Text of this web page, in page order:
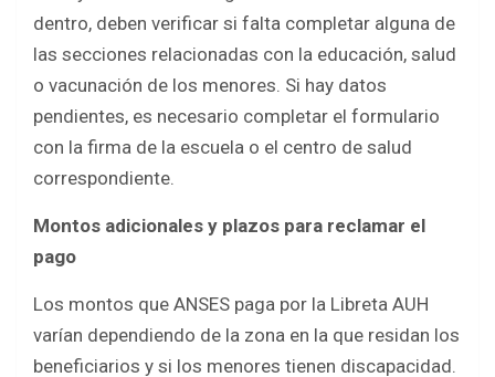
dentro, deben verificar si falta completar alguna de
las secciones relacionadas con la educación, salud
o vacunación de los menores. Si hay datos
pendientes, es necesario completar el formulario
con la firma de la escuela o el centro de salud
correspondiente.
Montos adicionales y plazos para reclamar el
pago
Los montos que ANSES paga por la Libreta AUH
varían dependiendo de la zona en la que residan los
beneficiarios y si los menores tienen discapacidad.